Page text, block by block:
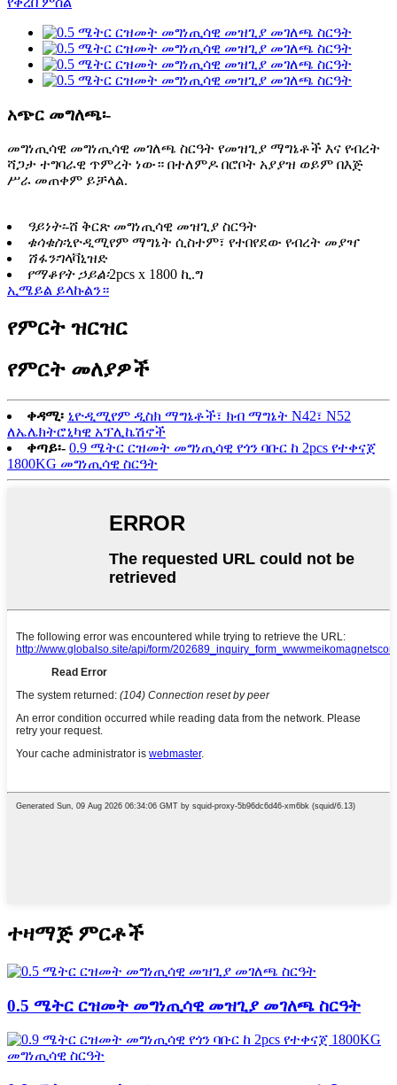
አጭር መግለጫ፡-
መግነጢሳዊ መግነጢሳዊ መገለጫ ስርዓት የመዝጊያ ማግኔቶች እና የብረት
ሻጋታ ተግባራዊ ጥምረት ነው። በተለምዶ በሮቦት አያያዝ ወይም በእጅ
ሥራ መጠቀም ይቻላል.
ዓይነት፡-ሸ ቅርጽ መግነጢሳዊ መዝጊያ ስርዓት
ቁሳቁስ፡ኒዮዲሚየም ማግኔት ሲስተም፣ የተበየደው የብረት መያዣ
ሽፋን፡ገላቫኒዝድ
የማቆየት ኃይል፡2pcs x 1800 ኪ.ግ
ኢሜይል ይላኩልን።
የምርት ዝርዝር
የምርት መለያዎች
ቀዳሚ፡ ኒዮዲሚየም ዲስክ ማግኔቶች፣ ክብ ማግኔት N42፣ N52
ለኤሌክትሮኒካዊ አፕሊኬሽኖች
ቀጣይ፡- 0.9 ሜትር ርዝመት መግነጢሳዊ የጎን ባቡር ከ 2pcs የተቀናጀ
1800KG መግነጢሳዊ ስርዓት
ተዛማጅ ምርቶች
0.5 ሜትር ርዝመት መግነጢሳዊ መዝጊያ መገለጫ ስርዓት